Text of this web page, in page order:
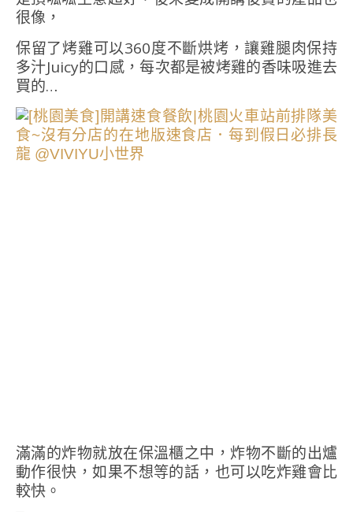
很像，
保留了烤雞可以360度不斷烘烤，讓雞腿肉保持
多汁Juicy的口感，每次都是被烤雞的香味吸進去
買的…
滿滿的炸物就放在保溫櫃之中，炸物不斷的出爐
動作很快，如果不想等的話，也可以吃炸雞會比
較快。